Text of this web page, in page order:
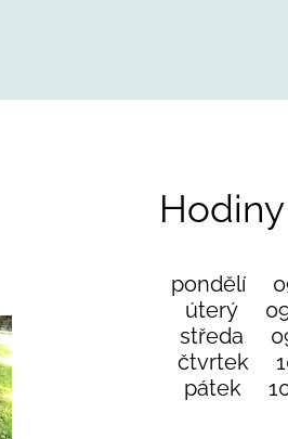
pondělí
úterý
středa
čtvrtek
pátek